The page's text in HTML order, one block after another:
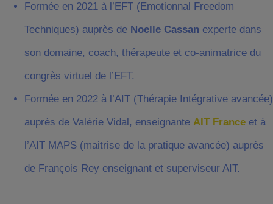
Formée en 2021 à l’EFT (Emotionnal Freedom
Techniques) auprès de Noelle Cassan experte dans
son domaine, coach, thérapeute et co-animatrice du
congrès virtuel de l’EFT.
Formée en 2022 à l’AIT (Thérapie Intégrative avancée)
auprès de Valérie Vidal, enseignante AIT France et à
l’AIT MAPS (maitrise de la pratique avancée) auprès
de François Rey enseignant et superviseur AIT.